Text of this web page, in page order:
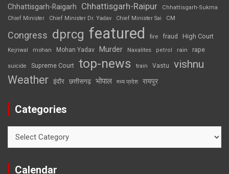
Chhattisgarh-Raigarh Chhattisgarh-Raipur
Chhattisgarh-Sukma
Chief Minister
Chief Minister Dr. Yadav Chief Minister Sai CM
Congress dprcg featured fire fraud High Court
Kejriwal mohan Mohan Yadav Murder Naxalites petrol rain rape
suicide Supreme Court top-news train Vastu vishnu
Weather इंदौर छत्तीसगढ़ भोपाल मध्य प्रदेश रायपुर
Categories
Calendar